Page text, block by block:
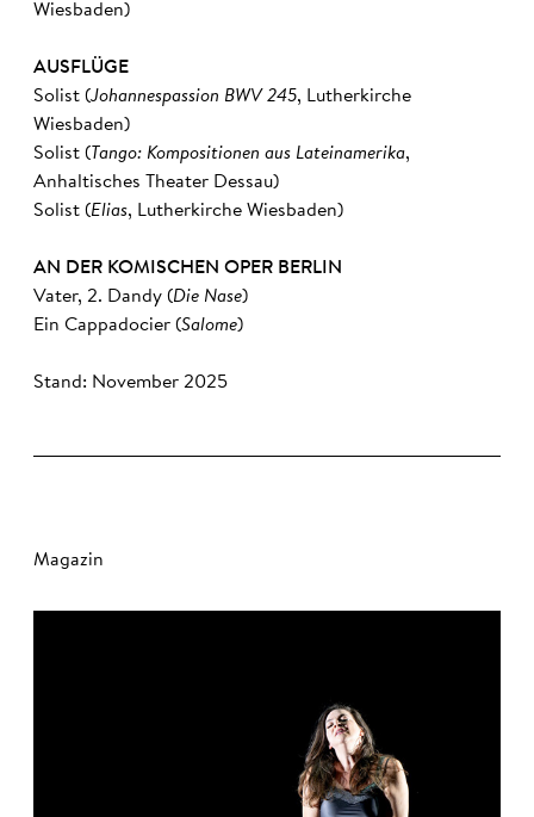
Wiesbaden)
AUSFLÜGE
Solist (Johannespassion BWV 245, Lutherkirche
Wiesbaden)
Solist (Tango: Kompositionen aus Lateinamerika,
Anhaltisches Theater Dessau)
Solist (Elias, Lutherkirche Wiesbaden)
AN DER KOMISCHEN OPER BERLIN
Vater, 2. Dandy (Die Nase)
Ein Cappadocier (Salome)
Stand: November 2025
Magazin